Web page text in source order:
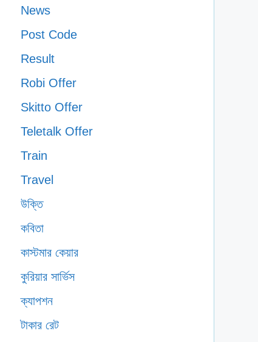
News
Post Code
Result
Robi Offer
Skitto Offer
Teletalk Offer
Train
Travel
উক্তি
কবিতা
কাস্টমার কেয়ার
কুরিয়ার সার্ভিস
ক্যাপশন
টাকার রেট